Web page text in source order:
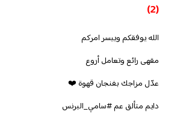
(2)
الله يوفقكم وييسر امركم
مقهى رائع وتعامل أروع
عدّل مزاجك بفنجان قهوة ❤️
دايم متألق عم #سامي_البرنس